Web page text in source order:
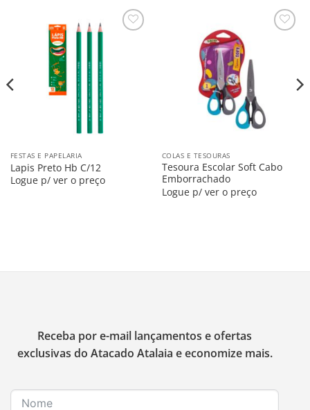
FESTAS E PAPELARIA
Lapis Preto Hb C/12
Logue p/ ver o preço
COLAS E TESOURAS
Tesoura Escolar Soft Cabo
Emborrachado
Logue p/ ver o preço
Receba por e-mail lançamentos e ofertas
exclusivas do Atacado Atalaia e economize mais.